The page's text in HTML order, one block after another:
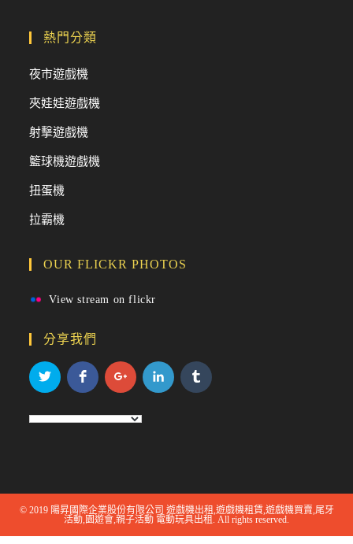
熱門分類
夜市遊戲機
夾娃娃遊戲機
射擊遊戲機
籃球機遊戲機
扭蛋機
拉霸機
OUR FLICKR PHOTOS
View stream on flickr
分享我們
© 2019 陽昇國際企業股份有限公司 遊戲機出租,遊戲機租賃,遊戲機買賣,尾牙
活動,園遊會,親子活動 電動玩具出租. All rights reserved.